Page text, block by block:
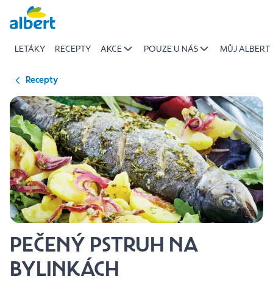
Přeskočit
LETÁKY RECEPTY AKCE POUZE U NÁS MŮJ ALBERT
Recepty
PEČENÝ PSTRUH NA
BYLINKÁCH